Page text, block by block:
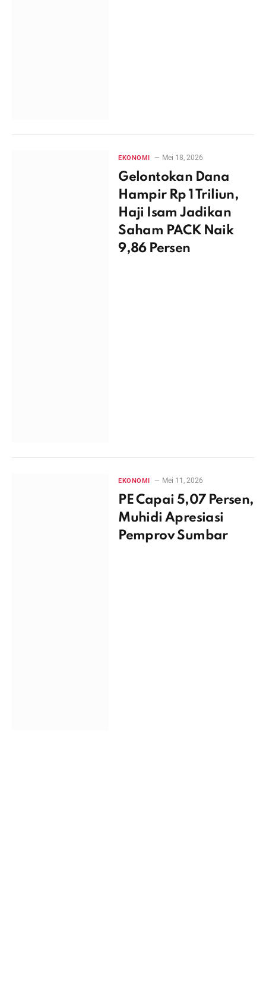
EKONOMI Mei 18, 2026
Gelontokan Dana
Hampir Rp 1 Triliun,
Haji Isam Jadikan
Saham PACK Naik
9,86 Persen
EKONOMI Mei 11, 2026
PE Capai 5,07 Persen,
Muhidi Apresiasi
Pemprov Sumbar